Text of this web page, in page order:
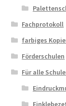
Fachprotokoll
farbiges
Förderschulen
Für alle